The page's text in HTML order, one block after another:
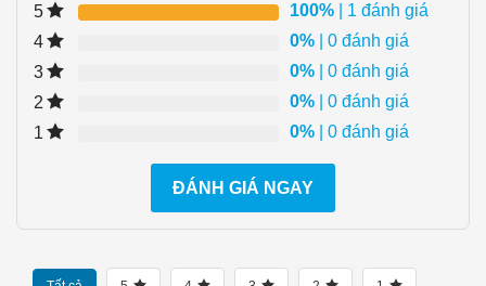
5 100% | 1 đánh giá
4
0% | 0 đánh giá
3
0% | 0 đánh giá
2
0% | 0 đánh giá
1
0% | 0 đánh giá
ĐÁNH GIÁ NGAY